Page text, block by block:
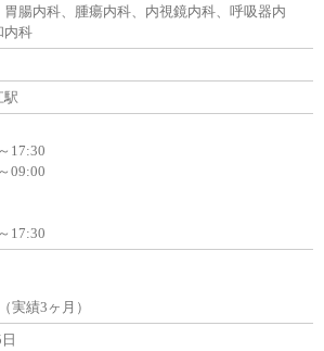
腸内科、腫瘍内科、内視鏡内科、呼吸器内
内科
17:30
09:00
17:30
実績3ヶ月）